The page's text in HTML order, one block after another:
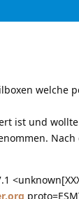
welche
ist und